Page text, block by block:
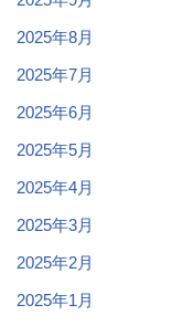
2025年8月
2025年7月
2025年6月
2025年5月
2025年4月
2025年3月
2025年2月
2025年1月